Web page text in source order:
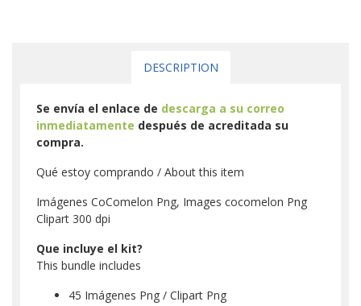
DESCRIPTION
Se envía el enlace de descarga a su correo
inmediatamente después de acreditada su
compra.
Qué estoy comprando / About this item
Imágenes CoComelon Png, Images cocomelon Png
Clipart 300 dpi
Que incluye el kit?
This bundle includes
45 Imágenes Png / Clipart Png